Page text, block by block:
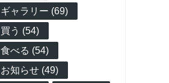
ギャラリー (69)
買う (54)
食べる (54)
お知らせ (49)